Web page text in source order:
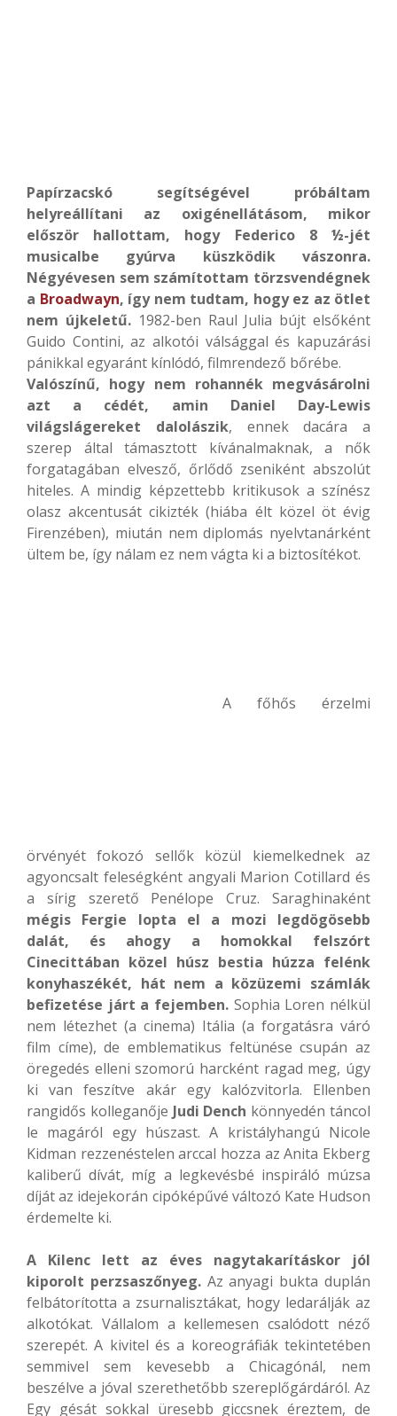
Papírzacskó segítségével próbáltam
helyreállítani az oxigénellátásom, mikor
először hallottam, hogy Federico 8 ½-jét
musicalbe gyúrva küszködik vászonra.
Négyévesen sem számítottam törzsvendégnek
a Broadwayn, így nem tudtam, hogy ez az ötlet
nem újkeletű. 1982-ben Raul Julia bújt elsőként
Guido Contini, az alkotói válsággal és kapuzárási
pánikkal egyaránt kínlódó, filmrendező bőrébe.
Valószínű, hogy nem rohannék megvásárolni
azt a cédét, amin Daniel Day-Lewis
világslágereket dalolászik, ennek dacára a
szerep által támasztott kívánalmaknak, a nők
forgatagában elvesző, őrlődő zseniként abszolút
hiteles. A mindig képzettebb kritikusok a színész
olasz akcentusát cikizték (hiába élt közel öt évig
Firenzében), miután nem diplomás nyelvtanárként
ültem be, így nálam ez nem vágta ki a biztosítékot.
A főhős érzelmi
örvényét fokozó sellők közül kiemelkednek az
agyoncsalt feleségként angyali Marion Cotillard és
a sírig szerető Penélope Cruz. Saraghinaként
mégis Fergie lopta el a mozi legdögösebb
dalát, és ahogy a homokkal felszórt
Cinecittában közel húsz bestia húzza felénk
konyhaszékét, hát nem a közüzemi számlák
befizetése járt a fejemben. Sophia Loren nélkül
nem létezhet (a cinema) Itália (a forgatásra váró
film címe), de emblematikus feltünése csupán az
öregedés elleni szomorú harcként ragad meg, úgy
ki van feszítve akár egy kalózvitorla. Ellenben
rangidős kolleganője Judi Dench könnyedén táncol
le magáról egy húszast. A kristályhangú Nicole
Kidman rezzenéstelen arccal hozza az Anita Ekberg
kaliberű dívát, míg a legkevésbé inspiráló múzsa
díját az idejekorán cipóképűvé változó Kate Hudson
érdemelte ki.
A Kilenc lett az éves nagytakarításkor jól
kiporolt perzsaszőnyeg. Az anyagi bukta duplán
felbátorította a zsurnalisztákat, hogy ledarálják az
alkotókat. Vállalom a kellemesen csalódott néző
szerepét. A kivitel és a koreográfiák tekintetében
semmivel sem kevesebb a Chicagónál, nem
beszélve a jóval szerethetőbb szereplőgárdáról. Az
Egy gésát sokkal üresebb giccsnek éreztem, de